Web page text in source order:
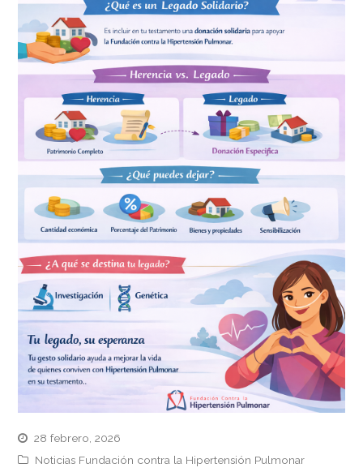
28 febrero, 2026
Noticias Fundación contra la Hipertensión Pulmonar